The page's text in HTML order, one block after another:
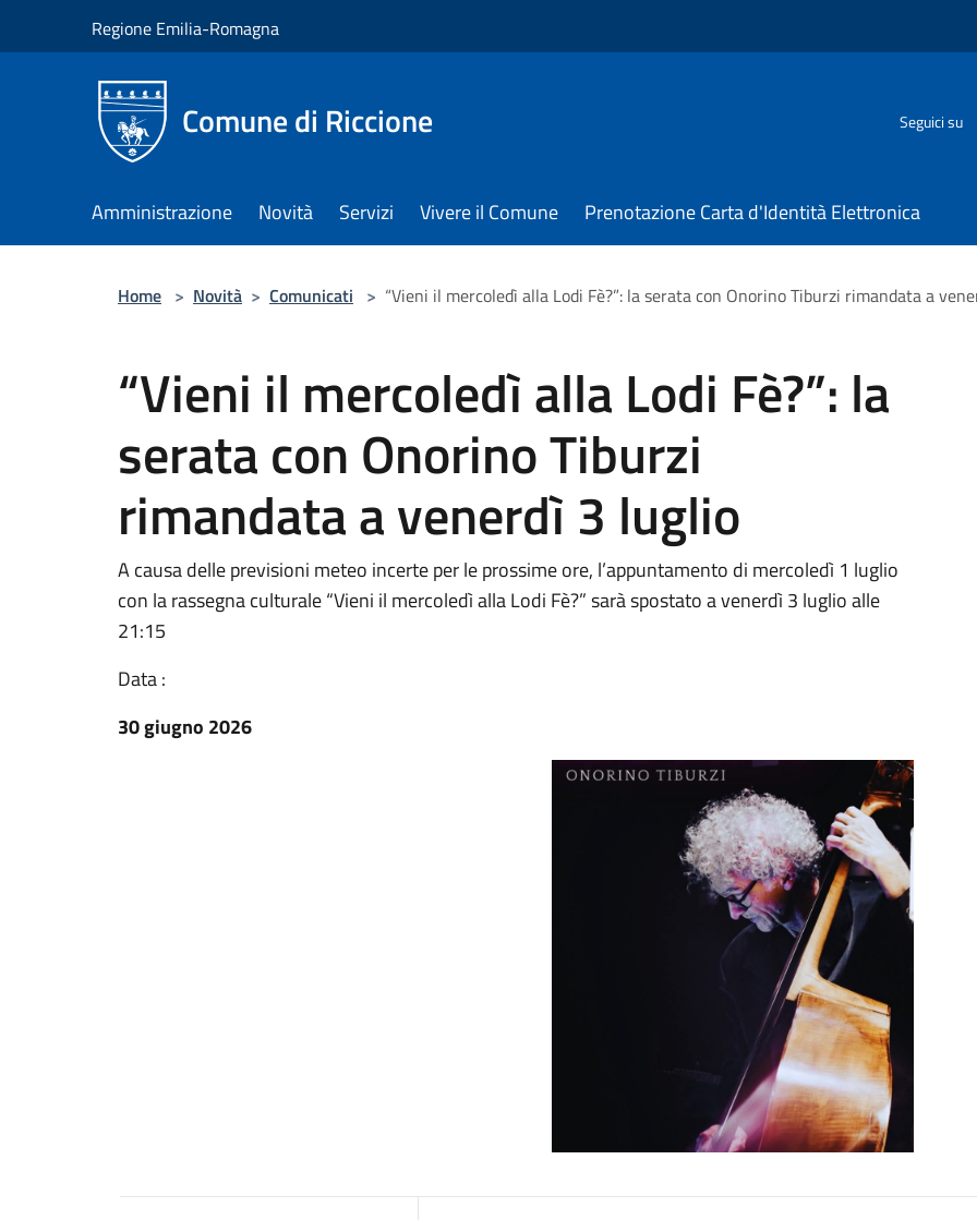
Regione Emilia-Romagna
Comune di Riccione Seguici su
Amministrazione Novità Servizi Vivere il Comune Prenotazione Carta d'Identità Elettronica
Home > Novità > Comunicati > “Vieni il mercoledì alla Lodi Fè?”: la serata con Onorino Tiburzi rimandata a
“Vieni il mercoledì alla Lodi Fè?”: la
serata con Onorino Tiburzi
rimandata a venerdì 3 luglio
A causa delle previsioni meteo incerte per le prossime ore, l’appuntamento di mercoledì 1 luglio
con la rassegna culturale “Vieni il mercoledì alla Lodi Fè?” sarà spostato a venerdì 3 luglio alle
21:15
Data :
30 giugno 2026